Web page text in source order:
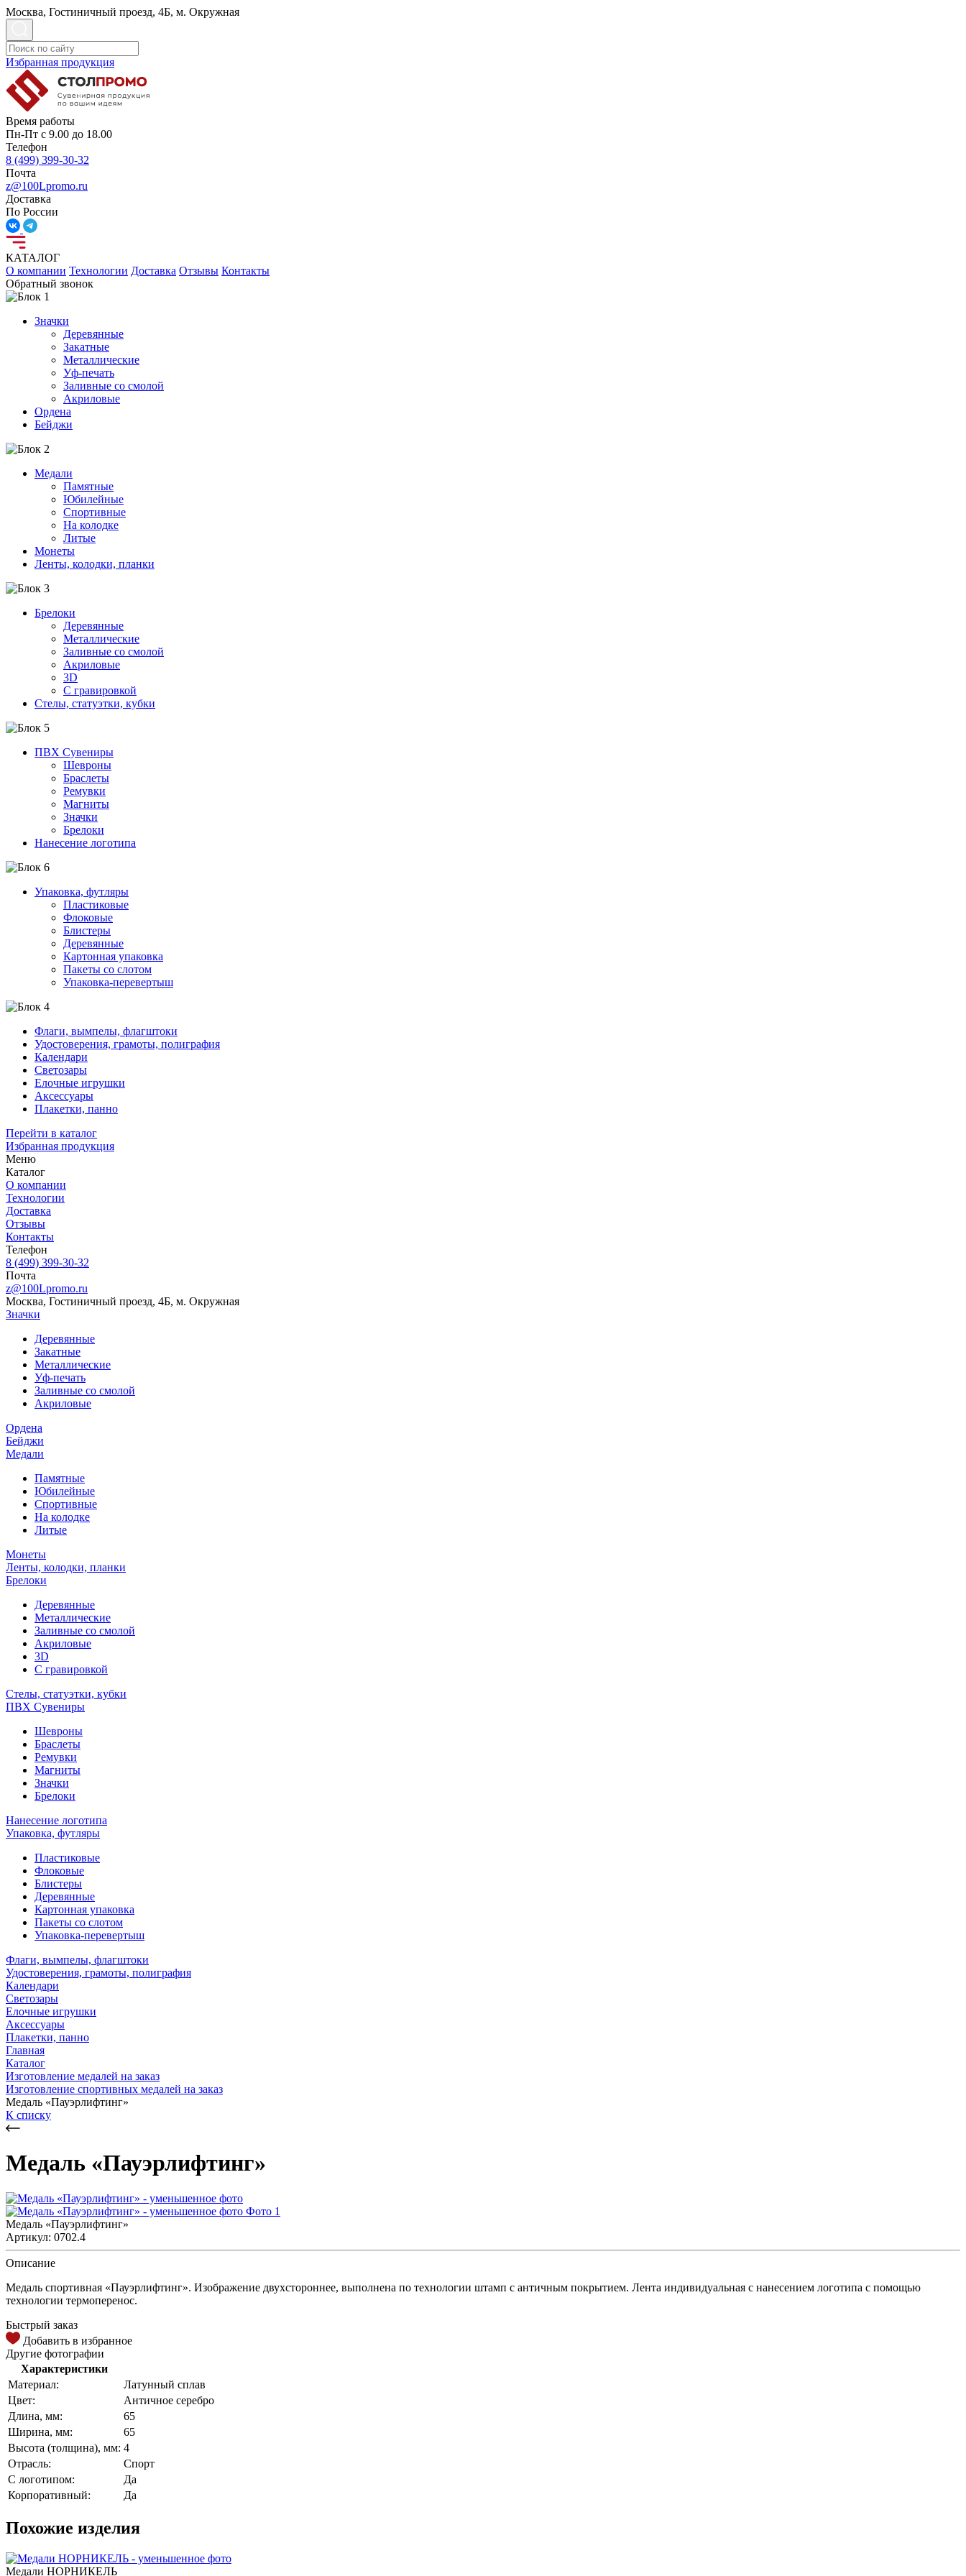
Москва, Гостиничный проезд, 4Б, м. Окружная
Избранная продукция
Время работы
Пн-Пт с 9.00 до 18.00
Телефон
8 (499) 399-30-32
Почта
z@100Lpromo.ru
Доставка
По России
КАТАЛОГ
О компании Технологии Доставка Отзывы Контакты
Обратный звонок
Значки
Деревянные
Закатные
Металлические
Уф-печать
Заливные со смолой
Акриловые
Ордена
Бейджи
Медали
Памятные
Юбилейные
Спортивные
На колодке
Литые
Монеты
Ленты, колодки, планки
Брелоки
Деревянные
Металлические
Заливные со смолой
Акриловые
3D
C гравировкой
Стелы, статуэтки, кубки
ПВХ Сувениры
Шевроны
Браслеты
Ремувки
Магниты
Значки
Брелоки
Нанесение логотипа
Упаковка, футляры
Пластиковые
Флоковые
Блистеры
Деревянные
Картонная упаковка
Пакеты со слотом
Упаковка-перевертыш
Флаги, вымпелы, флагштоки
Удостоверения, грамоты, полиграфия
Календари
Светозары
Елочные игрушки
Аксессуары
Плакетки, панно
Перейти в каталог
Избранная продукция
Меню
Каталог
О компании
Технологии
Доставка
Отзывы
Контакты
Телефон
8 (499) 399-30-32
Почта
z@100Lpromo.ru
Москва, Гостиничный проезд, 4Б, м. Окружная
Значки
Деревянные
Закатные
Металлические
Уф-печать
Заливные со смолой
Акриловые
Ордена
Бейджи
Медали
Памятные
Юбилейные
Спортивные
На колодке
Литые
Монеты
Ленты, колодки, планки
Брелоки
Деревянные
Металлические
Заливные со смолой
Акриловые
3D
C гравировкой
Стелы, статуэтки, кубки
ПВХ Сувениры
Шевроны
Браслеты
Ремувки
Магниты
Значки
Брелоки
Нанесение логотипа
Упаковка, футляры
Пластиковые
Флоковые
Блистеры
Деревянные
Картонная упаковка
Пакеты со слотом
Упаковка-перевертыш
Флаги, вымпелы, флагштоки
Удостоверения, грамоты, полиграфия
Календари
Светозары
Елочные игрушки
Аксессуары
Плакетки, панно
Главная
Каталог
Изготовление медалей на заказ
Изготовление спортивных медалей на заказ
Медаль «Пауэрлифтинг»
К списку
Медаль «Пауэрлифтинг»
Медаль «Пауэрлифтинг»
Артикул: 0702.4
Описание
Медаль спортивная «Пауэрлифтинг». Изображение двухстороннее, выполнена по технологии штамп с античным покрытием. Лента индивидуальная с нанесением логотипа с помощью
технологии термоперенос.
Быстрый заказ
Добавить в избранное
Другие фотографии
Характеристики
Материал:
Латунный сплав
Цвет:
Античное серебро
Длина, мм:
65
Ширина, мм:
65
Высота (толщина), мм: 4
Отрасль:
Спорт
С логотипом:
Да
Корпоративный:
Да
Похожие изделия
Медали НОРНИКЕЛЬ